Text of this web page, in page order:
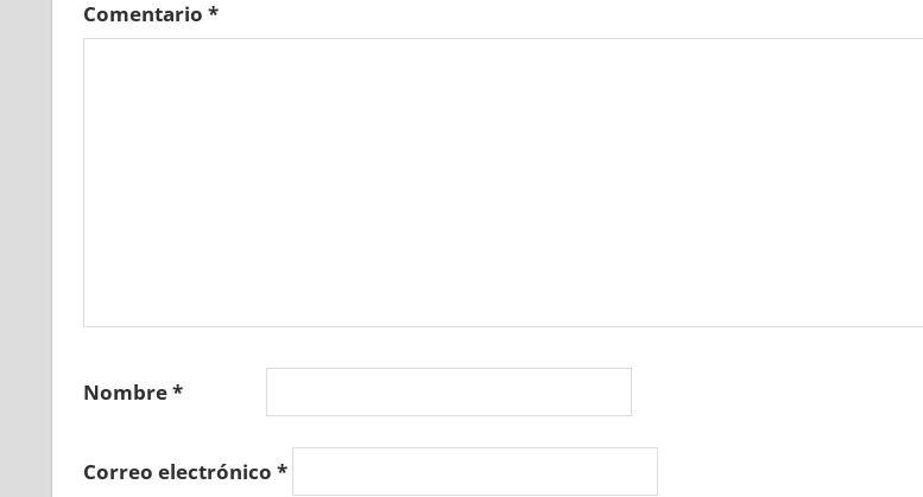
Comentario *
Nombre*
Correo electrónico *